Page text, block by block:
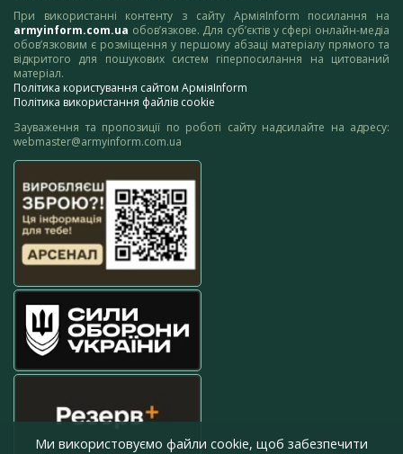
При використанні контенту з сайту АрміяInform посилання на
armyinform.com.ua обов’язкове. Для суб’єктів у сфері онлайн-медіа
обов’язковим є розміщення у першому абзаці матеріалу прямого та
відкритого для пошукових систем гіперпосилання на цитований
матеріал.
Політика користування сайтом АрміяInform
Політика використання файлів cookie
Зауваження та пропозиції по роботі сайту надсилайте на адресу:
webmaster@armyinform.com.ua
Ми використовуємо файли cookie, щоб забезпечити